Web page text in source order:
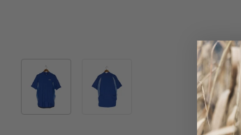
Bild 2 in Galerieansicht laden